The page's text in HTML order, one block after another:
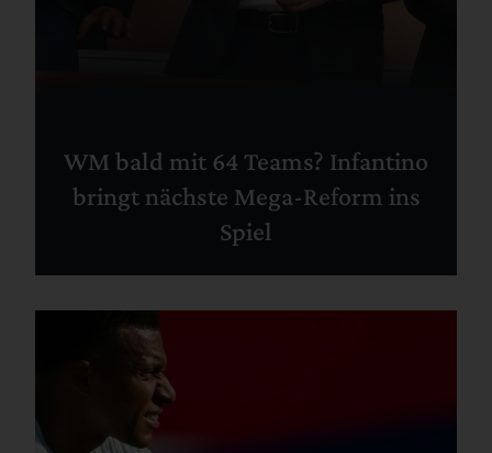
WM bald mit 64 Teams? Infantino
bringt nächste Mega-Reform ins
Spiel